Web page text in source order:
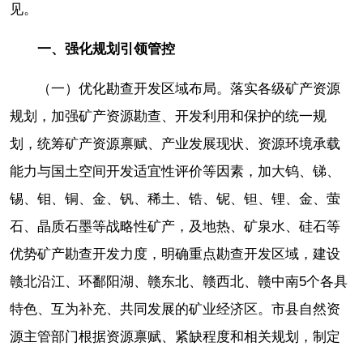
见。
一、强化规划引领管控
（一）优化勘查开发区域布局。落实各级矿产资源
规划，加强矿产资源勘查、开发利用和保护的统一规
划，统筹矿产资源禀赋、产业发展现状、资源环境承载
能力与国土空间开发适宜性评价等因素，加大钨、锑、
锡、钼、铜、金、钒、稀土、锆、铌、钽、锂、金、萤
石、晶质石墨等战略性矿产，及地热、矿泉水、硅石等
优势矿产勘查开发力度，明确重点勘查开发区域，建设
赣北沿江、环鄱阳湖、赣东北、赣西北、赣中南5个各具
特色、互为补充、共同发展的矿业经济区。市县自然资
源主管部门根据资源禀赋、紧缺程度和相关规划，制定